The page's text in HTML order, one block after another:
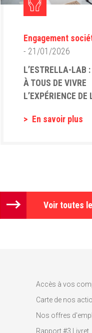
Engagement
- 21/01/2026
L’ESTRELLA-LAB
À TOUS DE VIVRE
L’EXPÉRIENCE DE
En savoir plus
Voir toutes
Accès à vos
Carte de nos
Nos offres
Rapport #3 Livret